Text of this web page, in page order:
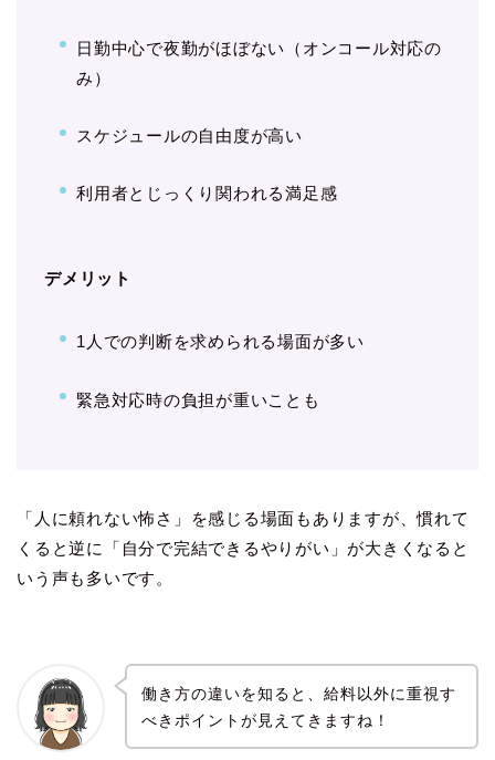
日勤中心で夜勤がほぼない（オンコール対応の
み）
スケジュールの自由度が高い
利用者とじっくり関われる満足感
デメリット
1人での判断を求められる場面が多い
緊急対応時の負担が重いことも
「人に頼れない怖さ」を感じる場面もありますが、慣れて
くると逆に「自分で完結できるやりがい」が大きくなると
いう声も多いです。
働き方の違いを知ると、給料以外に重視す
べきポイントが見えてきますね！